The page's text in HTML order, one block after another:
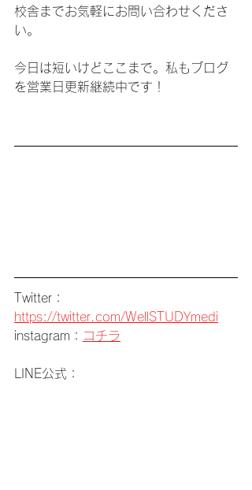
校舎までお気軽にお問い合わせくださ
い。
今日は短いけどここまで。私もブログ
を営業日更新継続中です！
Twitter：
https://twitter.com/WellSTUDYmedi
instagram： コチラ
LINE公式：